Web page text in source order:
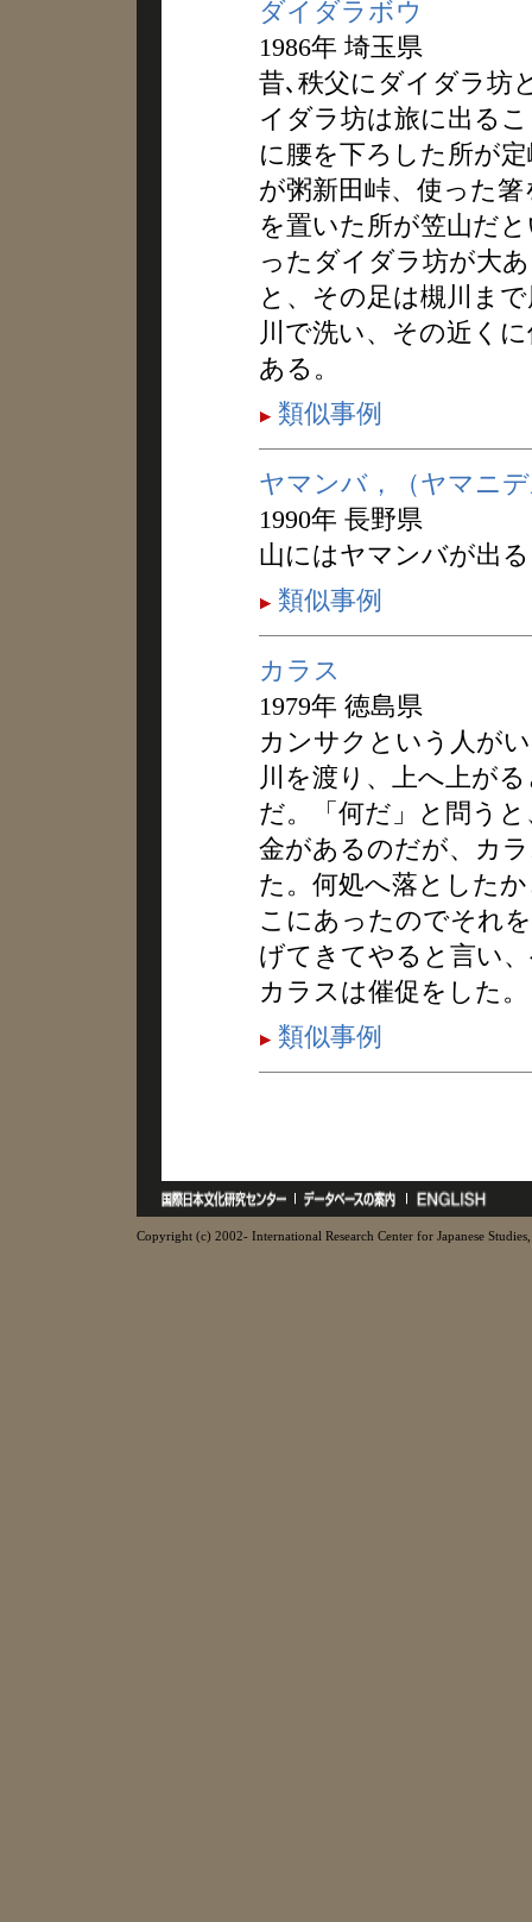
ダイダラボウ
1986年 埼玉県
昔､秩父にダイダラ坊
イダラ坊は旅に出る
に腰を下ろした所が
が粥新田峠、使った
を置いた所が笠山だ
ったダイダラ坊が大
と、その足は槻川ま
川で洗い、その近く
ある。
類似事例
ヤマンバ，（ヤマニ
1990年 長野県
山にはヤマンバが出
類似事例
カラス
1979年 徳島県
カンサクという人が
川を渡り、上へ上が
だ。「何だ」と問う
金があるのだが、カ
た。何処へ落とした
こにあったのでそれ
げてきてやると言い
カラスは催促をした。
類似事例
Copyright (c) 2002- International Research Center for Japanese